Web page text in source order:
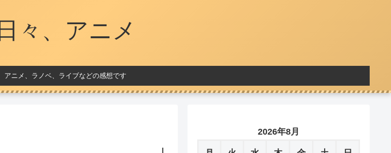
日々、アニメ
アニメ、ラノベ、ライブなどの感想です
2026年8月